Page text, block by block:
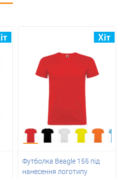
Футболка Beagle 155 під
нанесення логотипу